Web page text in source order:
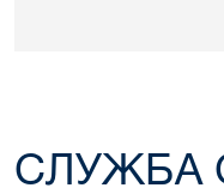
СЛУЖБА